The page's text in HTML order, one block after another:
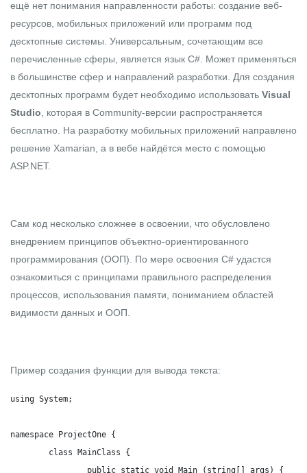
ещё нет понимания направленности работы: создание веб-
ресурсов, мобильных приложений или программ под
десктопные системы. Универсальным, сочетающим все
перечисленные сферы, является язык C# . Может применяться
в большинстве сфер и направлений разработки. Для создания
десктопных программ будет необходимо использовать Visual
Studio , которая в Community-версии распространяется
бесплатно. На разработку мобильных приложений направлено
решение Xamarian, а в вебе найдётся место с помощью
ASP.NET.
Сам код несколько сложнее в освоении, что обусловлено
внедрением принципов объектно-ориентированного
программирования (ООП). По мере освоения C# удастся
ознакомиться с принципами правильного распределения
процессов, использования памяти, пониманием областей
видимости данных и ООП.
Пример создания функции для вывода текста:
using System;
namespace ProjectOne {